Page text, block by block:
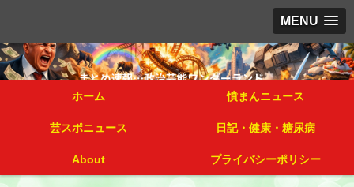
MENU
ホーム 憤まんニュース
芸スポニュース 日記・健康・糖尿病
About プライバシーポリシー